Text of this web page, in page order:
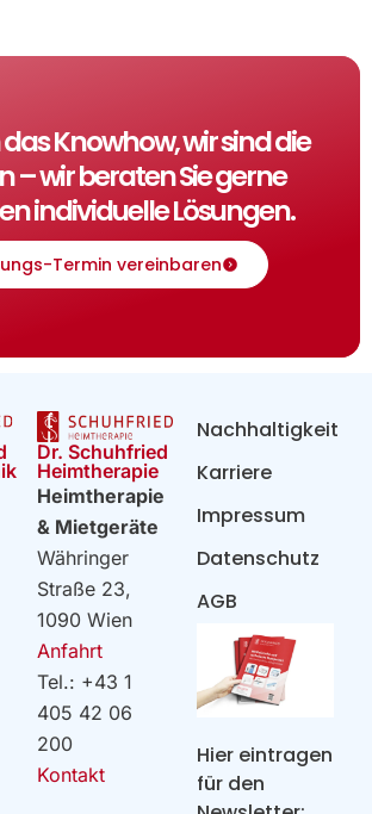
Knowhow, wir sind die
– wir beraten Sie gerne
individuelle Lösungen.
Termin vereinbaren
Dr. Schuhfried
Heimtherapie
Heimtherapie
& Mietgeräte
Währinger
Straße 23,
1090 Wien
Anfahrt
Tel.: +43 1
405 42 06
200
Kontakt
Hier eintragen
für den
Nachhaltigkeit
Karriere
Impressum
Datenschutz
AGB